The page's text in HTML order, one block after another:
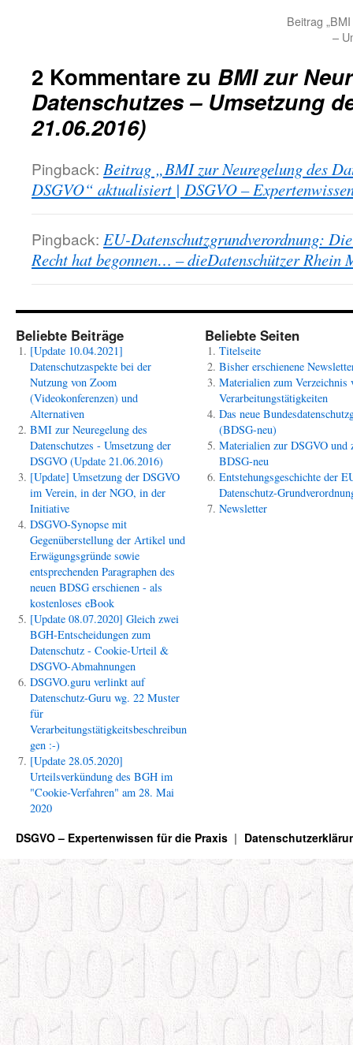
Beitrag
–
2 Kommentare zu BMI zur
Datenschutzes – Umsetzung
21.06.2016)
Pingback: Beitrag „BMI zur Neuregelung des
DSGVO“ aktualisiert | DSGVO –
Pingback: EU-Datenschutzgrundverordnung:
Recht hat begonnen… – dieDatenschützer Rhein
Beliebte Beiträge
[Update 10.04.2021]
Datenschutzaspekte bei der
Nutzung von Zoom
(Videokonferenzen) und
Alternativen
BMI zur Neuregelung des
Datenschutzes - Umsetzung der
DSGVO (Update 21.06.2016)
[Update] Umsetzung der DSGVO
im Verein, in der NGO, in der
Initiative
DSGVO-Synopse mit
Gegenüberstellung der Artikel und
Erwägungsgründe sowie
entsprechenden Paragraphen des
neuen BDSG erschienen - als
kostenloses eBook
[Update 08.07.2020] Gleich zwei
BGH-Entscheidungen zum
Datenschutz - Cookie-Urteil &
DSGVO-Abmahnungen
DSGVO.guru verlinkt auf
Datenschutz-Guru wg. 22 Muster
für
Verarbeitungstätigkeitsbeschreibun
gen :-)
[Update 28.05.2020]
Urteilsverkündung des BGH im
"Cookie-Verfahren" am 28. Mai
2020
Beliebte Seiten
Titelseite
Bisher erschienene
Materialien zum Verzeichnis
Verarbeitungstätigkeiten
Das neue
(BDSG-neu)
Materialien zur DSGVO und
BDSG-neu
Entstehungsgeschichte der
Datenschutz-
Newsletter
DSGVO – Expertenwissen für die Praxis